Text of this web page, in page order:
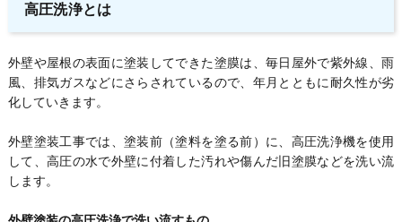
高圧洗浄とは
外壁や屋根の表面に塗装してできた塗膜は、毎日屋外で紫外線、雨
風、排気ガスなどにさらされているので、年月とともに耐久性が劣
化していきます。
外壁塗装工事では、塗装前（塗料を塗る前）に、高圧洗浄機を使用
して、高圧の水で外壁に付着した汚れや傷んだ旧塗膜などを洗い流
します。